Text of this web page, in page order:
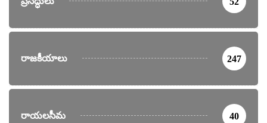
రాజకీయాలు 247
రాయలసీమ 40